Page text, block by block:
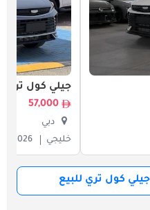
جيلي كول تري
57,000
دبي
خليجي
2026
كول تري للبيع